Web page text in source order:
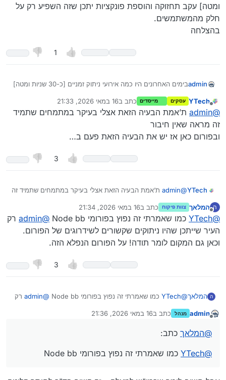
ומטה] עקב תחזוקה והוספת פונקציות יתכן שזה השפיע רק על
חלק מהמשתמשים.
בהצלחה
1
admin
בימים האחרונים היו כמה אירועי ניתוק זמניים [כ-30 שניות ומטה]
מהמשתמשים.
בהצלחה
מנותק
YTech עסקים מייסדים כתב ב16 במאי 2026, 21:33
נערך לאחרונה על ידי
@
admin ת’אמת הבעיה הזאת אצלי בעיקר במתמחים שתמיד
זה מראה שאין חיבור
ובפורום כאן אז יש את הבעיה הזאת פעם ב…
3
YTech
@
admin ת’אמת הבעיה הזאת אצלי בעיקר במתמחים שתמיד זה
ובפורום כאן אז יש את הבעיה הזאת פעם ב…
ה
מנותק
המלאך צוות פיקוח כתב ב16 במאי 2026, 21:34
נערך לאחרונה על ידי
@
YTech כמו שאמרתי זה נפוץ בפורומי Node bb @
admin רק
העיר שייתכן שהיו ניתוקים שקשורים לשידרוגים של הפורום.
וכאן גם המקום לומר תודה! על הפורום הנפלא הזה.
3
ה המלאך@
YTech כמו שאמרתי זה נפוץ בפורומי Node bb @
admin רק
וכאן גם המקום לומר תודה! על הפורום הנפלא הזה. admin מנהל כתב ב16 במאי 2026, 21:36
נערך לאחרונה על ידי
@המלאך כתב:
@
YTech כמו שאמרתי זה נפוץ בפורומי Node bb